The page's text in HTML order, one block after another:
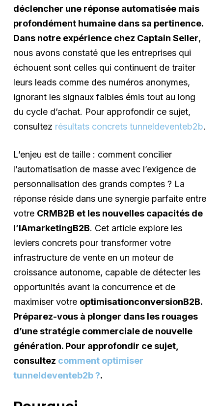
déclencher une réponse automatisée mais
profondément humaine dans sa pertinence.
Dans notre expérience chez Captain Seller,
nous avons constaté que les entreprises qui
échouent sont celles qui continuent de traiter
leurs leads comme des numéros anonymes,
ignorant les signaux faibles émis tout au long
du cycle d’achat. Pour approfondir ce sujet,
consultez résultats concrets tunneldeventeb2b.
L’enjeu est de taille : comment concilier
l’automatisation de masse avec l’exigence de
personnalisation des grands comptes ? La
réponse réside dans une synergie parfaite entre
votre CRMB2B et les nouvelles capacités de
l’IAmarketingB2B. Cet article explore les
leviers concrets pour transformer votre
infrastructure de vente en un moteur de
croissance autonome, capable de détecter les
opportunités avant la concurrence et de
maximiser votre optimisationconversionB2B.
Préparez-vous à plonger dans les rouages
d’une stratégie commerciale de nouvelle
génération. Pour approfondir ce sujet,
consultez comment optimiser
tunneldeventeb2b ?.